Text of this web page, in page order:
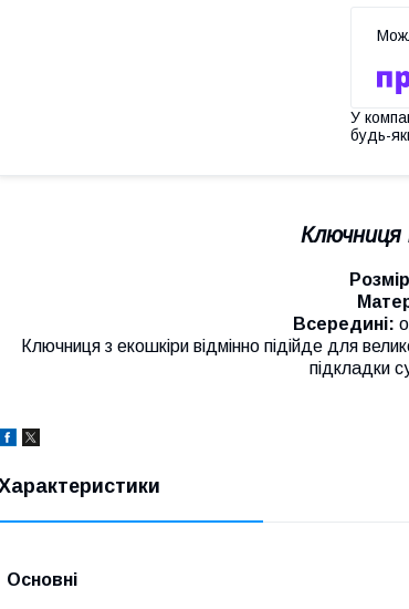
У
будь-
Ключниця
Всередині:
Ключниця з екошкіри відмінно підійде для
підкладки
Основні